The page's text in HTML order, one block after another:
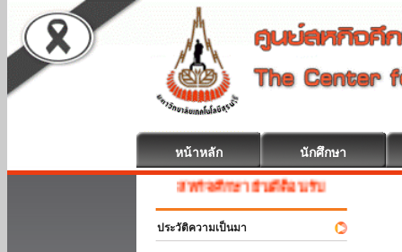
หน้าหลัก นักศึกษา
สหกิจศึกษา ยินดีต้อนรับ
ประวัติความเป็นมา